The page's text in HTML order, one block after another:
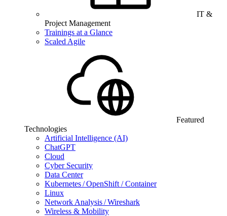
IT &
Project Management
Trainings at a Glance
Scaled Agile
Featured
Technologies
Artificial Intelligence (AI)
ChatGPT
Cloud
Cyber Security
Data Center
Kubernetes / OpenShift / Container
Linux
Network Analysis / Wireshark
Wireless & Mobility